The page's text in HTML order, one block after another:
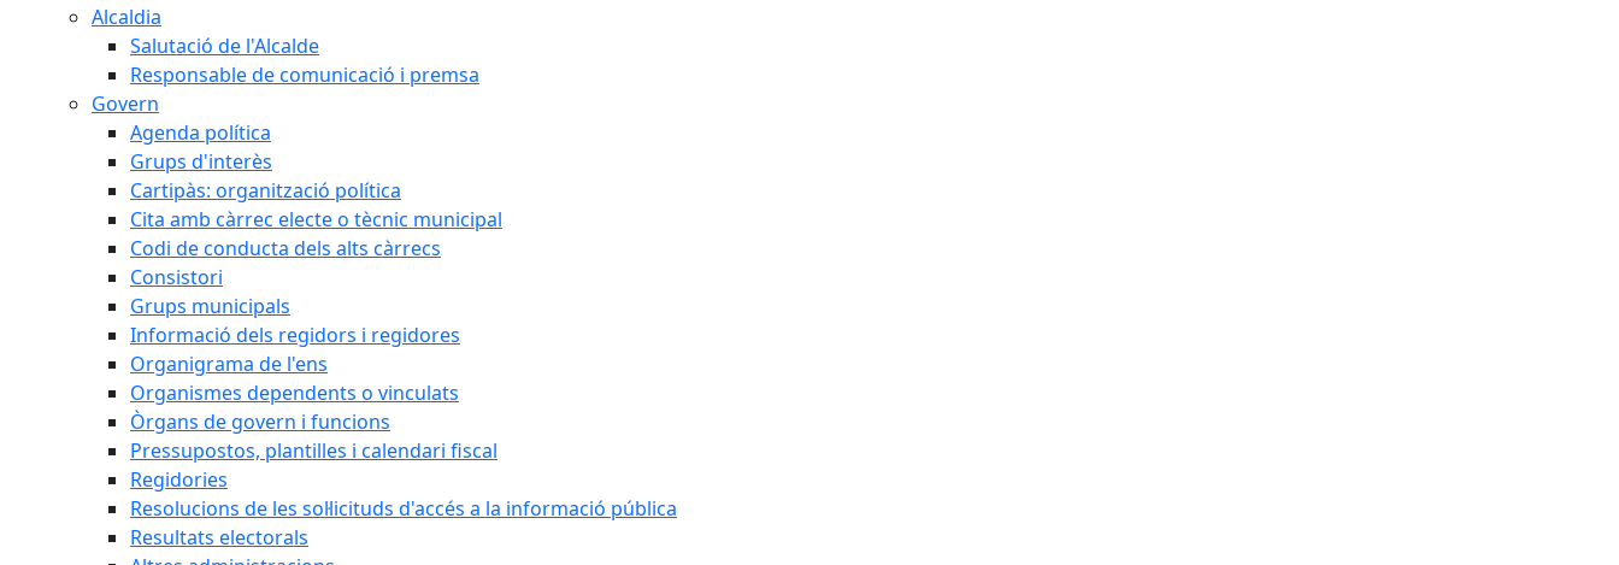
Alcaldia
Salutació de l'Alcalde
Responsable de comunicació i premsa
Govern
Agenda política
Grups d'interès
Cartipàs: organització política
Cita amb càrrec electe o tècnic municipal
Codi de conducta dels alts càrrecs
Consistori
Grups municipals
Informació dels regidors i regidores
Organigrama de l'ens
Organismes dependents o vinculats
Òrgans de govern i funcions
Pressupostos, plantilles i calendari fiscal
Regidories
Resolucions de les sol·licituds d'accés a la informació pública
Resultats electorals